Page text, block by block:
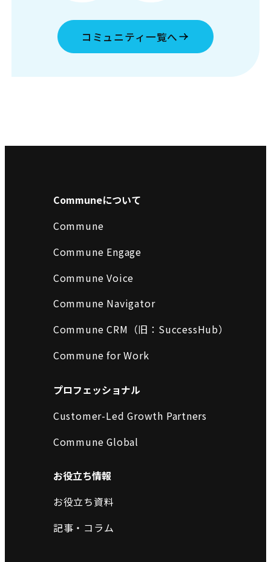
コミュニティ一覧へ
Communeについて
Commune
Commune Engage
Commune Voice
Commune Navigator
Commune CRM（旧：SuccessHub）
Commune for Work
プロフェッショナル
Customer-Led Growth Partners
Commune Global
お役立ち情報
お役立ち資料
記事・コラム